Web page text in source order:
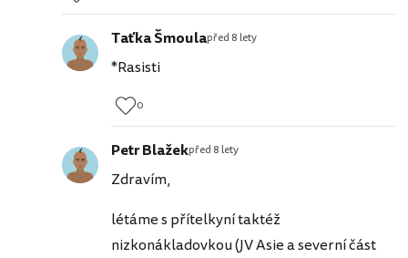
Taťka Šmoulapřed 8 lety
*Rasisti
0
Petr Blažekpřed 8 lety
Zdravím,
létáme s přítelkyní taktéž
nizkonákladovkou (JV Asie a severní část